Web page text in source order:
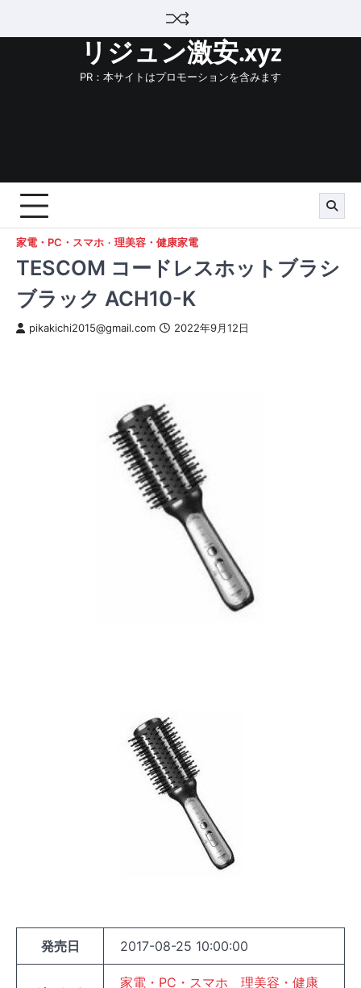
リジュン激安.xyz
PR：本サイトはプロモーションを含みます
家電・PC・スマホ 理美容・健康家電
TESCOM コードレスホットブラシ
ブラック ACH10-K
pikakichi2015@gmail.com 2022年9月12日
発売日 2017-08-25 10:00:00
家電・PC・スマホ
理美容・健康